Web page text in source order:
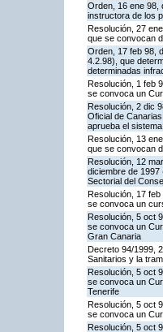
Orden, 16 ene 98,
instructora de los
Resolución, 27
que se convocan
Orden, 17 feb 98,
4.2.98), que
determinadas
Resolución, 1 feb
se convoca un
Resolución, 2 dic
Oficial de
aprueba el
Resolución, 13
que se convocan
Resolución, 12
diciembre de 1997
Sectorial del
Resolución, 17
se convoca un
Resolución, 5 oct
se convoca un
Gran Canaria
Decreto 94/1999,
Sanitarios y la
Resolución, 5 oct
se convoca un
Tenerife
Resolución, 5 oct
se convoca un
Resolución, 5 oct